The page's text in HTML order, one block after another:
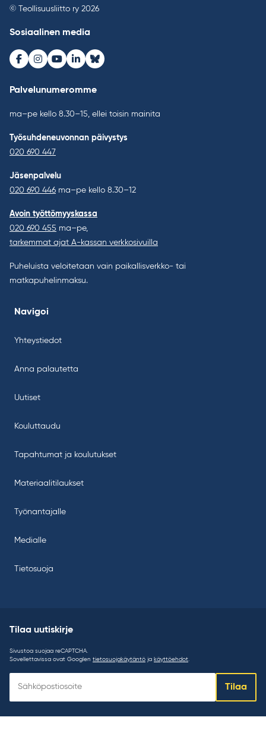
© Teollisuusliitto ry 2026
Sosiaalinen media
Facebook
Instagram
Youtube
LinkedInBluesky
Palvelunumeromme
ma–pe kello 8.30–15, ellei toisin mainita
Työsuhdeneuvonnan päivystys
020 690 447
Jäsenpalvelu
020 690 446 ma–pe kello 8.30–12
Avoin työttömyyskassa
020 690 455 ma–pe,
tarkemmat ajat A-kassan verkkosivuilla
Puheluista veloitetaan vain paikallisverkko- tai
matkapuhelinmaksu.
Navigoi
Yhteystiedot
Anna palautetta
Uutiset
Kouluttaudu
Tapahtumat ja koulutukset
Materiaalitilaukset
Työnantajalle
Medialle
Tietosuoja
Tilaa uutiskirje
Sivustoa suojaa reCAPTCHA.
Sovellettavissa ovat Googlen tietosuojakäytäntö ja käyttöehdot
uutiskirje:
Tilaa